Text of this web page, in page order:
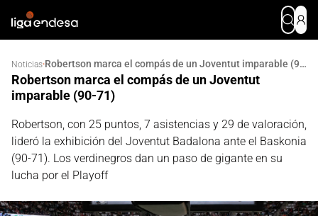
Noticias· Robertson marca el compás de un Joventut imparable (90-71)
Robertson marca el compás de un Joventut
imparable (90-71)
Robertson, con 25 puntos, 7 asistencias y 29 de valoración,
lideró la exhibición del Joventut Badalona ante el Baskonia
(90-71). Los verdinegros dan un paso de gigante en su
lucha por el Playoff